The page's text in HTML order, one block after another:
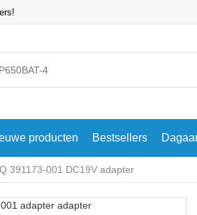
producten Bestsellers
391173-001 DC19V adapter